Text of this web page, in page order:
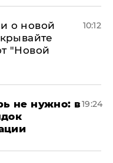
о новой
"Новой
10:12
не нужно: в19:24